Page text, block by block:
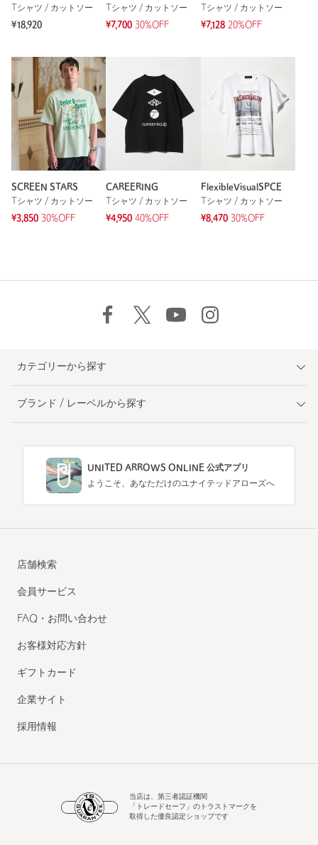
Tシャツ / カットソー
¥18,920
Tシャツ / カットソー
¥7,700 30%OFF
Tシャツ / カットソー
¥7,128 20%OFF
SCREEN STARS
Tシャツ / カットソー
¥3,850 30%OFF
CAREERING
Tシャツ / カットソー
¥4,950 40%OFF
FlexibleVisualSPCE
Tシャツ / カットソー
¥8,470 30%OFF
カテゴリーから探す
ブランド / レーベルから探す
UNITED ARROWS ONLINE 公式アプリ
ようこそ、あなただけのユナイテッドアローズへ
店舗検索
会員サービス
FAQ・お問い合わせ
お客様対応方針
ギフトカード
企業サイト
採用情報
当店は、第三者認証機関
「トレードセーフ」のトラストマークを
取得した優良認定ショップです